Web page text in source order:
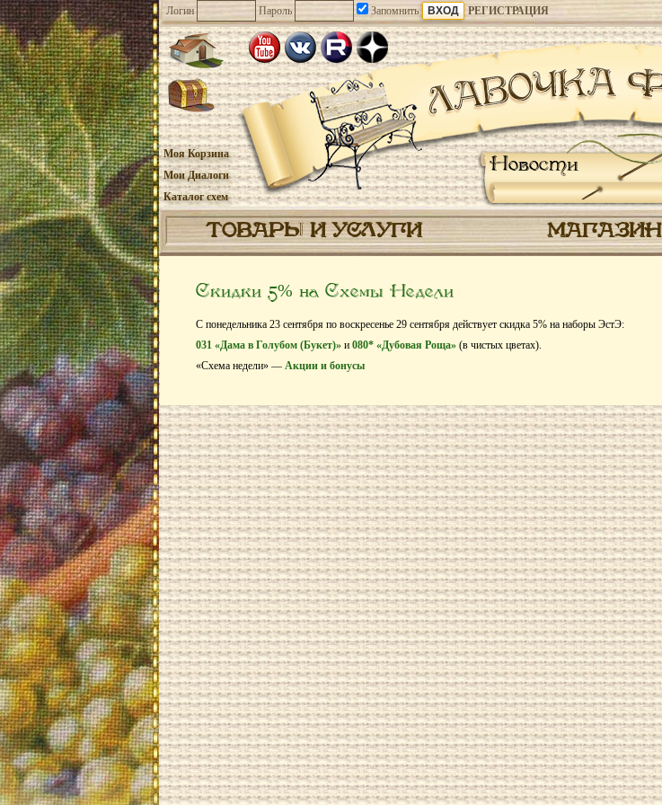
Логин Пароль Запомнить РЕГИСТРАЦИЯ
Новости
Моя Корзина
Мои Диалоги
Каталог схем
ТОВАРЫ И УСЛУГИ МАГАЗИН
Скидки 5% на Схемы Недели
С понедельника 23 сентября по воскресенье 29 сентября действует скидка 5% на наборы ЭстЭ:
031 «Дама в Голубом (Букет)» и 080* «Дубовая Роща» (в чистых цветах).
«Схема недели» — Акции и бонусы